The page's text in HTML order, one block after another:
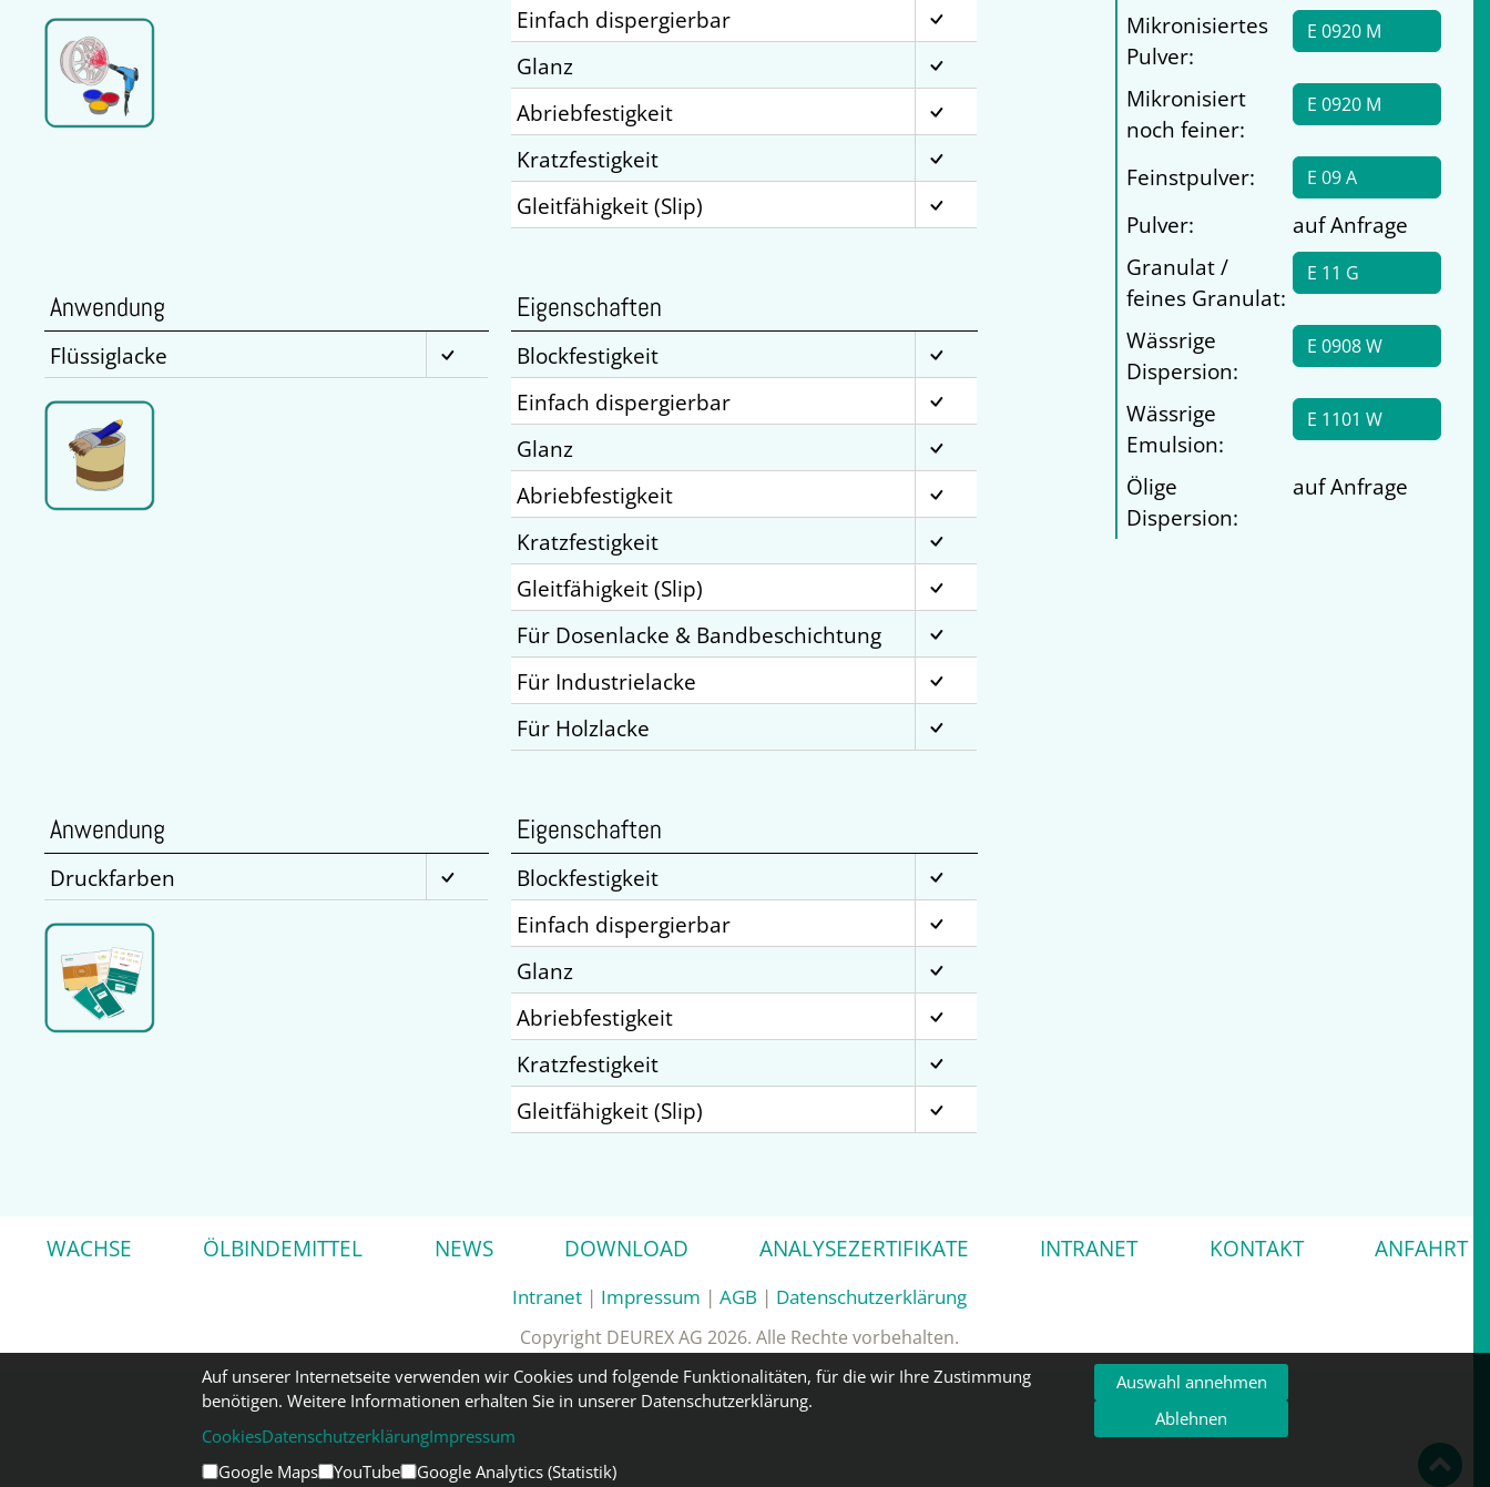
Einfach dispergierbar
Glanz
Abriebfestigkeit
Kratzfestigkeit
Gleitfähigkeit (Slip)
Anwendung
Flüssiglacke
Eigenschaften
Blockfestigkeit
Einfach dispergierbar
Glanz
Abriebfestigkeit
Kratzfestigkeit
Gleitfähigkeit (Slip)
Für Dosenlacke & Bandbeschichtung
Für Industrielacke
Für Holzlacke
Anwendung
Druckfarben
Eigenschaften
Blockfestigkeit
Einfach dispergierbar
Glanz
Abriebfestigkeit
Kratzfestigkeit
Gleitfähigkeit (Slip)
Mikronisiertes
Pulver:
E 0920 M
Mikronisiert
noch feiner:
E 0920 M
Feinstpulver: E 09 A
Pulver:
auf Anfrage
Granulat /
feines Granulat:
E 11 G
Wässrige
Dispersion:
E 0908 W
Wässrige
Emulsion:
E 1101 W
Ölige
Dispersion:
auf Anfrage
WACHSE ÖLBINDEMITTEL NEWS DOWNLOAD ANALYSEZERTIFIKATE INTRANET KONTAKT ANFAHRT
Intranet | Impressum | AGB | Datenschutzerklärung
Copyright DEUREX AG 2026. Alle Rechte vorbehalten.
Auf unserer Internetseite verwenden wir Cookies und folgende Funktionalitäten, für die wir Ihre Zustimmung
benötigen. Weitere Informationen erhalten Sie in unserer Datenschutzerklärung.
CookiesDatenschutzerklärungImpressum
Google Maps
YouTube Google Analytics (Statistik)
Auswahl annehmen
Ablehnen